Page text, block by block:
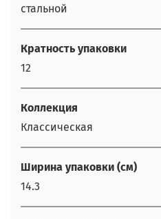
стальной
Кратность упаковки
12
Коллекция
Классическая
Ширина упаковки (см)
14.3